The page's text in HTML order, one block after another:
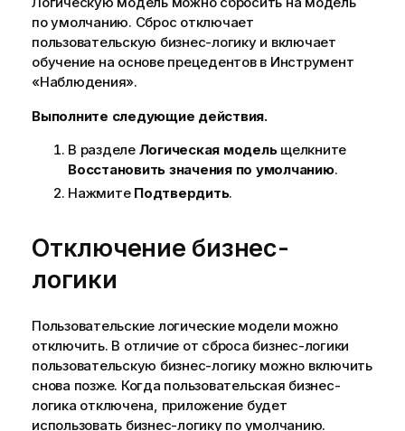
ц
и
и
по умолчанию. Сброс отключает
пользовательскую бизнес-логику и включает
обучение на основе прецедентов в Инструмент
«Наблюдения».
Выполните следующие действия.
В разделе Логическая модельщелкните
Восстановить значения по умолчанию.
Нажмите Подтвердить.
Отключение бизнес-
логики
Пользовательские логические модели можно
отключить. В отличие от сброса бизнес-логики
пользовательскую бизнес-логику можно включить
снова позже. Когда пользовательская бизнес-
логика отключена, приложение будет
использовать бизнес-логику по умолчанию.